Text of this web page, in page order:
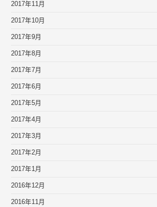
2017年11月
2017年10月
2017年9月
2017年8月
2017年7月
2017年6月
2017年5月
2017年4月
2017年3月
2017年2月
2017年1月
2016年12月
2016年11月